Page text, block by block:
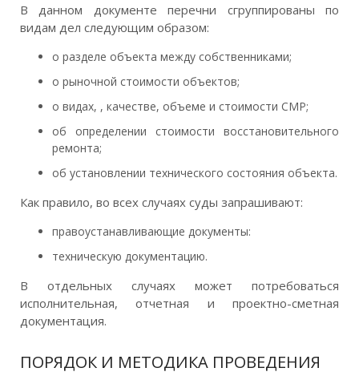
В данном документе перечни сгруппированы по
видам дел следующим образом:
о разделе объекта между собственниками;
о рыночной стоимости объектов;
о видах, , качестве, объеме и стоимости СМР;
об определении стоимости восстановительного
ремонта;
об установлении технического состояния объекта.
Как правило, во всех случаях суды запрашивают:
правоустанавливающие документы:
техническую документацию.
В отдельных случаях может потребоваться
исполнительная, отчетная и проектно-сметная
документация.
ПОРЯДОК И МЕТОДИКА ПРОВЕДЕНИЯ